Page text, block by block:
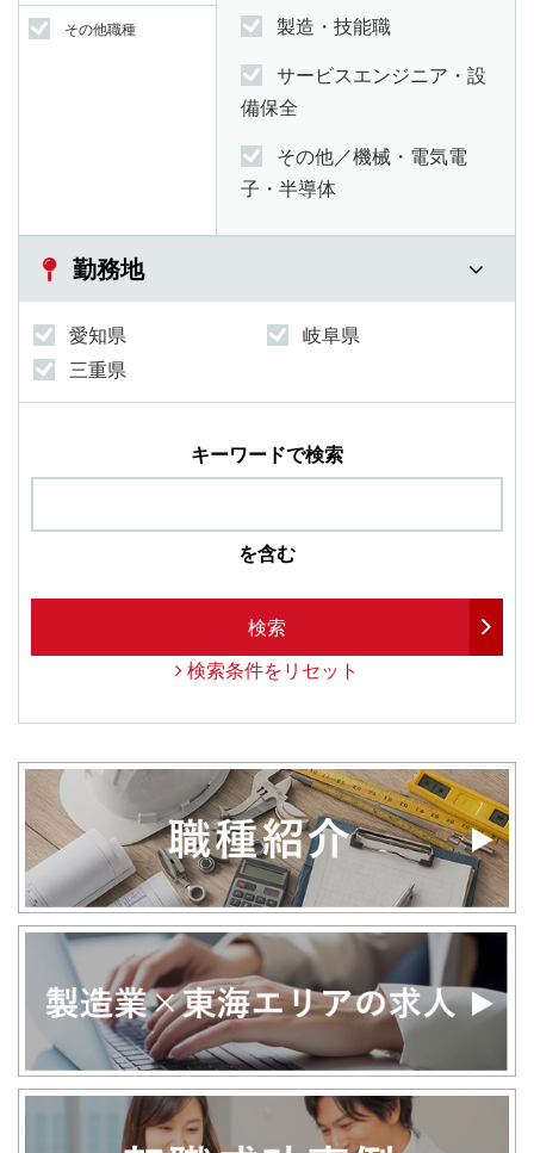
その他職種 製造・技能職
サービスエンジニア・設
備保全
その他／機械・電気電
子・半導体
勤務地
愛知県
岐阜県
三重県
キーワードで検索
を含む
検索
検索条件をリセット